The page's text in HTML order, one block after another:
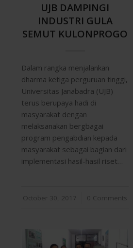
UJB DAMPINGI
INDUSTRI GULA
SEMUT KULONPROGO
Dalam rangka menjalankan
dharma ketiga perguruan tinggi,
Universitas Janabadra (UJB)
terus berupaya hadi di
masyarakat dengan
melaksanakan bergbagai
program pengabdian kepada
masyarakat sebagai bagian dari
implementasi hasil-hasil riset…
October 30, 2017
/ 0 Comments